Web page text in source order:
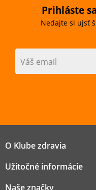
Prihláste
Nedajte si ujsť
Váš email
O Klube zdravia
Užitočné informácie
Naše značky